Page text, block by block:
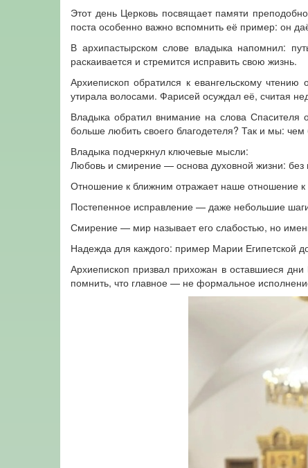
Этот день Церковь посвящает памяти
поста особенно важно вспомнить её пример: он
В архипастырском слове владыка напомнил:
раскаивается и стремится исправить свою жизнь.
Архиепископ обратился к евангельскому
утирала волосами. Фарисей осуждал её, считая
Владыка обратил внимание на слова
больше любить своего благодетеля? Так и мы:
Владыка подчеркнул ключевые мысли:
Любовь и смирение — основа духовной жизни:
Отношение к ближним отражает наше отношение к
Постепенное исправление — даже небольшие
Смирение — мир называет его слабостью, но
Надежда для каждого: пример Марии Египетской
Архиепископ призвал прихожан в оставшиеся
помнить, что главное — не формальное